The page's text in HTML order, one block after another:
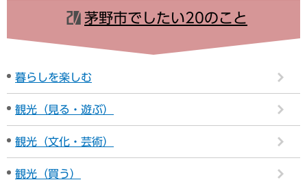
茅野市でしたい20のこと
暮らしを楽しむ
観光（見る・遊ぶ）
観光（文化・芸術）
観光（買う）